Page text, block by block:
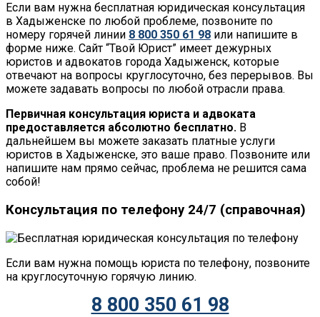
Если вам нужна бесплатная юридическая консультация
в Хадыженске по любой проблеме, позвоните по
номеру горячей линии 8 800 350 61 98 или напишите в
форме ниже. Сайт “Твой Юрист” имеет дежурных
юристов и адвокатов города Хадыженск, которые
отвечают на вопросы круглосуточно, без перерывов. Вы
можете задавать вопросы по любой отрасли права.
Первичная консультация юриста и адвоката
предоставляется абсолютно бесплатно. В
дальнейшем вы можете заказать платные услуги
юристов в Хадыженске, это ваше право. Позвоните или
напишите нам прямо сейчас, проблема не решится сама
собой!
Консультация по телефону 24/7 (справочная)
Если вам нужна помощь юриста по телефону, позвоните
на круглосуточную горячую линию.
8 800 350 61 98